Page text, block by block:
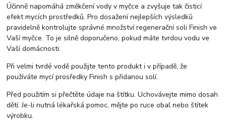
Účinně napomáhá změkčení vody v myčce a zvyšuje tak čisticí
efekt mycích prostředků. Pro dosažení nejlepších výsledků
pravidelně kontrolujte správné množství regenerační soli Finish ve
Vaší myčce. To je silně doporučeno, pokud máte tvrdou vodu ve
Vaší domácnosti.
Při velmi tvrdé vodě použijte tento produkt i v případě, že
používáte mycí prosředky Finish s přidanou solí.
Před použitím si přečtěte údaje na štítku. Uchovávejte mimo dosah
dětí. Je-li nutná lékařská pomoc, mějte po ruce obal nebo štítek
výrobku.